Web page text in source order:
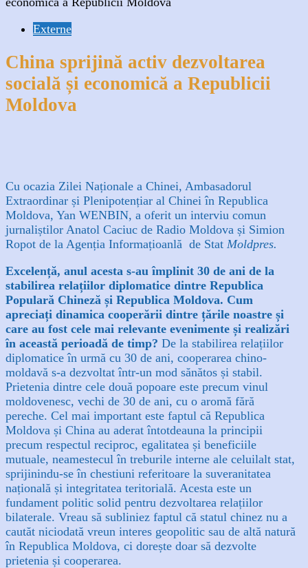
Externe
China sprijină activ dezvoltarea
socială și economică a Republicii
Moldova
Cu ocazia Zilei Naționale a Chinei, Ambasadorul
Extraordinar și Plenipotențiar al Chinei în Republica
Moldova, Yan WENBIN, a oferit un interviu comun
jurnaliștilor Anatol Caciuc de Radio Moldova și Simion
Ropot de la Agenția Informațioanlă de Stat Moldpres.
Excelență, anul acesta s-au împlinit 30 de ani de la
stabilirea relațiilor diplomatice dintre Republica
Populară Chineză și Republica Moldova. Cum
apreciați dinamica cooperării dintre țările noastre și
care au fost cele mai relevante evenimente și realizări
în această perioadă de timp? De la stabilirea relațiilor
diplomatice în urmă cu 30 de ani, cooperarea chino-
moldavă s-a dezvoltat într-un mod sănătos și stabil.
Prietenia dintre cele două popoare este precum vinul
moldovenesc, vechi de 30 de ani, cu o aromă fără
pereche. Cel mai important este faptul că Republica
Moldova și China au aderat întotdeauna la principii
precum respectul reciproc, egalitatea și beneficiile
mutuale, neamestecul în treburile interne ale celuilalt stat,
sprijinindu-se în chestiuni referitoare la suveranitatea
națională și integritatea teritorială. Acesta este un
fundament politic solid pentru dezvoltarea relațiilor
bilaterale. Vreau să subliniez faptul că statul chinez nu a
cautăt niciodată vreun interes geopolitic sau de altă natură
în Republica Moldova, ci dorește doar să dezvolte
prietenia și cooperarea.